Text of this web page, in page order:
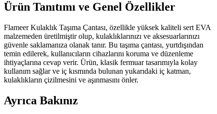
Ürün Tanıtımı ve Genel Özellikler
Flameer Kulaklık Taşıma Çantası, özellikle yüksek kaliteli sert EVA
malzemeden üretilmiştir olup, kulaklıklarınızı ve aksesuarlarınızı
güvenle saklamanıza olanak tanır. Bu taşıma çantası, yurtdışından
temin edilerek, kullanıcıların cihazlarını koruma ve düzenleme
ihtiyaçlarına cevap verir. Ürün, klasik fermuar tasarımıyla kolay
kullanım sağlar ve iç kısmında bulunan yukarıdaki iç katman,
kulaklıkların çizilmesini ve aşınmasını önler.
Ayrıca Bakınız